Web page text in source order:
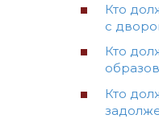
Кто
с
Кто
Кто